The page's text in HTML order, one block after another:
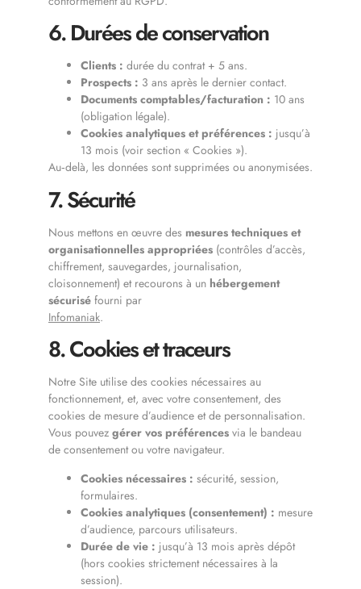
6. Durées de conservation
Clients : durée du contrat + 5 ans.
Prospects : 3 ans après le dernier contact.
Documents comptables/facturation : 10 ans
(obligation légale).
Cookies analytiques et préférences : jusqu’à
13 mois (voir section « Cookies »).
Au‑delà, les données sont supprimées ou anonymisées.
7. Sécurité
Nous mettons en œuvre des mesures techniques et
organisationnelles appropriées (contrôles d’accès,
chiffrement, sauvegardes, journalisation,
cloisonnement) et recourons à un hébergement
sécurisé fourni par
Infomaniak.
8. Cookies et traceurs
Notre Site utilise des cookies nécessaires au
fonctionnement, et, avec votre consentement, des
cookies de mesure d’audience et de personnalisation.
Vous pouvez gérer vos préférences via le bandeau
de consentement ou votre navigateur.
Cookies nécessaires : sécurité, session,
formulaires.
Cookies analytiques (consentement) : mesure
d’audience, parcours utilisateurs.
Durée de vie : jusqu’à 13 mois après dépôt
(hors cookies strictement nécessaires à la
session).